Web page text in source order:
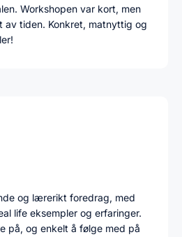
Workshopen var kort, men
av tiden. Konkret, matnyttig og
og lærerikt foredrag, med
life eksempler og erfaringer.
på, og enkelt å følge med på